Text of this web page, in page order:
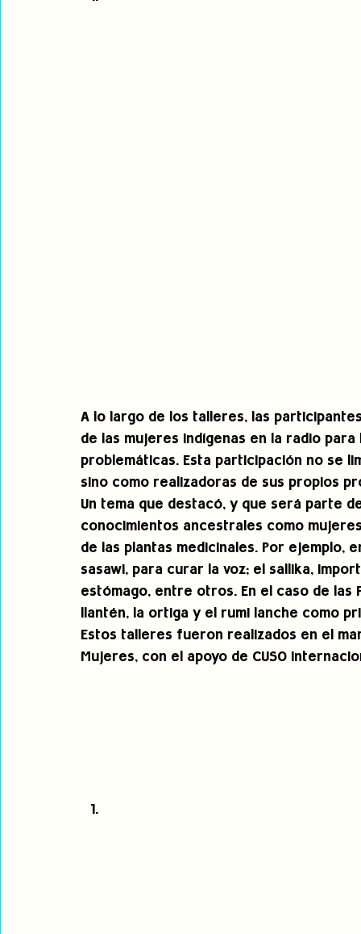
A lo largo de los talleres, las
de las mujeres indígenas en la radio
problemáticas. Esta participación no se
sino como realizadoras de sus propios
Un tema que destacó, y que será parte
conocimientos ancestrales como
de las plantas medicinales. Por ejemplo,
sasawi, para curar la voz; el sallika,
estómago, entre otros. En el caso de las
llantén, la ortiga y el rumi lanche como
Estos talleres fueron realizados en el
Mujeres, con el apoyo de CUSO